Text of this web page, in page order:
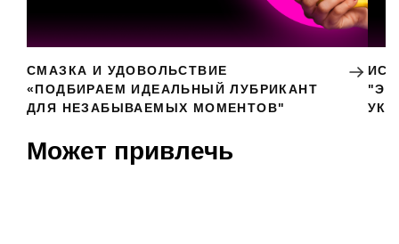
СМАЗКА И УДОВОЛЬСТВИЕ
«ПОДБИРАЕМ ИДЕАЛЬНЫЙ ЛУБРИКАНТ
ДЛЯ НЕЗАБЫВАЕМЫХ МОМЕНТОВ"
Может привлечь